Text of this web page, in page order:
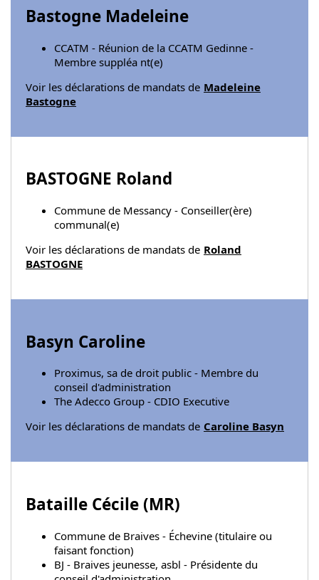
Bastogne Madeleine
CCATM - Réunion de la CCATM Gedinne -
Membre suppléa nt(e)
Voir les déclarations de mandats de Madeleine
Bastogne
BASTOGNE Roland
Commune de Messancy - Conseiller(ère)
communal(e)
Voir les déclarations de mandats de Roland
BASTOGNE
Basyn Caroline
Proximus, sa de droit public - Membre du
conseil d'administration
The Adecco Group - CDIO Executive
Voir les déclarations de mandats de Caroline Basyn
Bataille Cécile (MR)
Commune de Braives - Échevine (titulaire ou
faisant fonction)
BJ - Braives jeunesse, asbl - Présidente du